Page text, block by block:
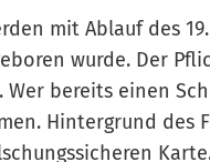
mit Ablauf des
wurde. Der
Wer bereits einen
Hintergrund des